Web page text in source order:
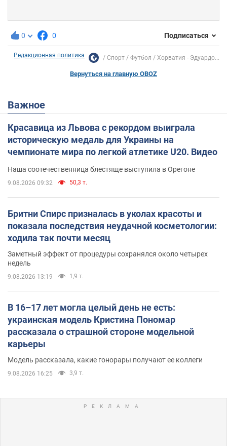
0 0 Подписаться
Редакционная политика Спорт Футбол Хорватия - Эдуардо...
Вернуться на главную OBOZ
Важное
Красавица из Львова с рекордом выиграла
историческую медаль для Украины на
чемпионате мира по легкой атлетике U20. Видео
Наша соотечественница блестяще выступила в Орегоне
9.08.2026 09:32 50,3 т.
Бритни Спирс призналась в уколах красоты и
показала последствия неудачной косметологии:
ходила так почти месяц
Заметный эффект от процедуры сохранялся около четырех
недель
9.08.2026 13:19 1,9 т.
В 16–17 лет могла целый день не есть:
украинская модель Кристина Пономар
рассказала о страшной стороне модельной
карьеры
Модель рассказала, какие гонорары получают ее коллеги
9.08.2026 16:25 3,9 т.